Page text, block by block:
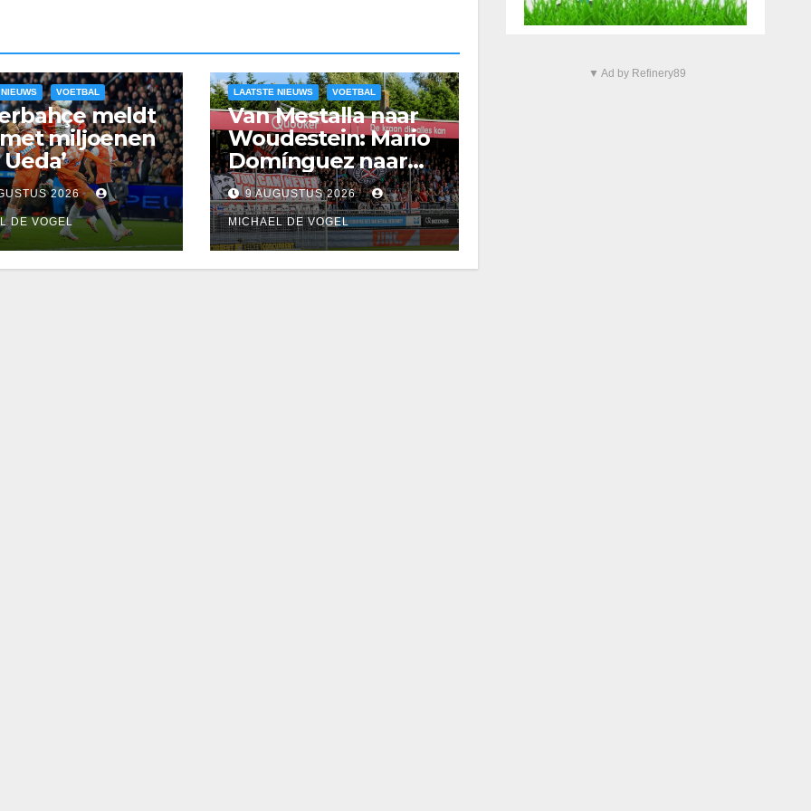
VOETBAL
meldt
miljoenen
2026
DE VOGEL
LAATSTE NIEUWS VOETBAL
Van Mestalla naar
Woudestein: Mario
Domínguez naar
Excelsior
9 AUGUSTUS 2026
MICHAEL DE VOGEL
▼ Ad by Refinery89